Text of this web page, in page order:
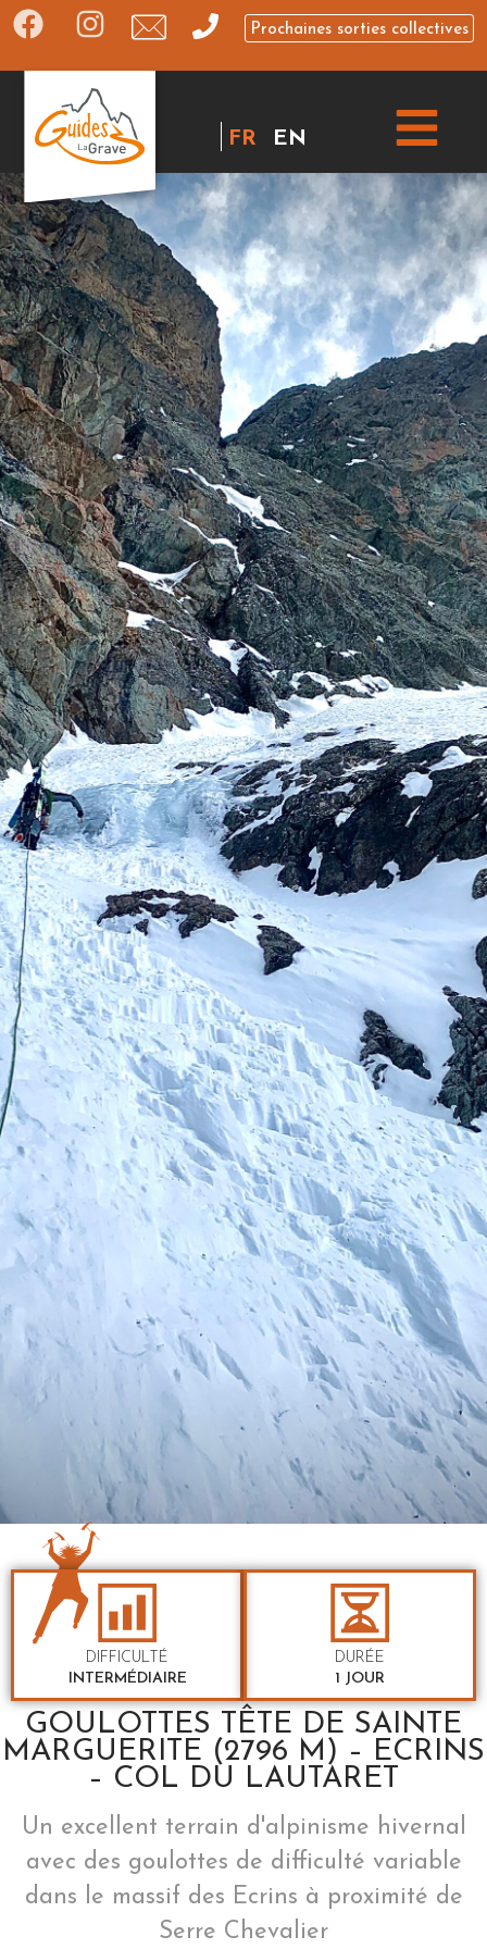
Prochaines sorties collectives
FR EN
DIFFICULTÉ
INTERMÉDIAIRE
DURÉE
1 JOUR
GOULOTTES TÊTE DE SAINTE
MARGUERITE (2796 M) – ECRINS
– COL DU LAUTARET
Un excellent terrain d'alpinisme hivernal
avec des goulottes de difficulté variable
dans le massif des Ecrins à proximité de
Serre Chevalier